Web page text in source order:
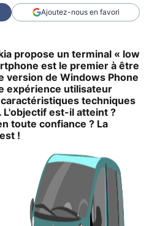
Ajoutez-nous en favori
propose un terminal « low
est le premier à être
version de Windows Phone
expérience utilisateur
techniques
L'objectif est-il atteint ?
toute confiance ? La
!